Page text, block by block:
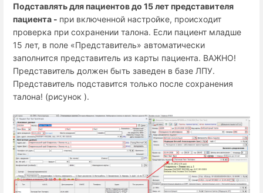
Подставлять для пациентов до 15 лет представителя
пациента - при включенной настройке, происходит
проверка при сохранении талона. Если пациент младше
15 лет, в поле «Представитель» автоматически
заполнится представитель из карты пациента. ВАЖНО!
Представитель должен быть заведен в базе ЛПУ.
Представитель подставится только после сохранения
талона! (рисунок ).